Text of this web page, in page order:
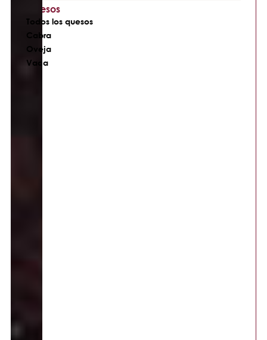
Quesos
Todos los quesos
Cabra
Oveja
Vaca